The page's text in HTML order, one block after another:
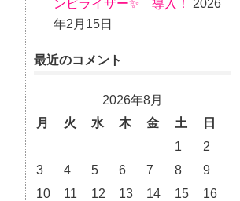
ンビライザー✨ 導入！
2026
年2月15日
最近のコメント
2026年8月
月
火 水 木 金 土
日
1
2
3
4 5 6 7 8
9
10
11 12 13 14 15
16